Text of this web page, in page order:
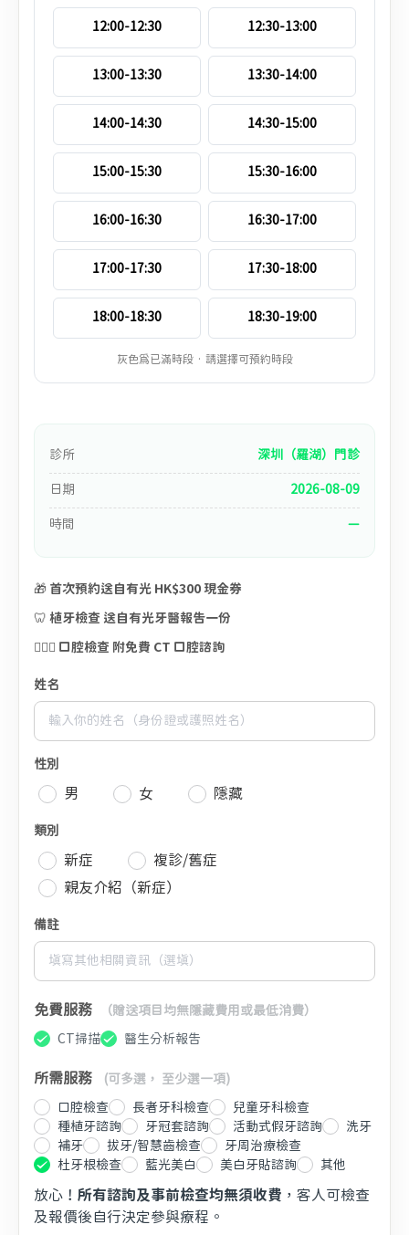
12:00-12:30 12:30-13:00
13:00-13:30 13:30-14:00
14:00-14:30 14:30-15:00
15:00-15:30 15:30-16:00
16:00-16:30 16:30-17:00
17:00-17:30 17:30-18:00
18:00-18:30 18:30-19:00
灰色為已滿時段 · 請選擇可預約時段
診所 深圳（羅湖）門診
日期 2026-08-09
時間 —
🎁 首次預約送自有光 HK$300 現金券
🦷 植牙檢查 送自有光牙醫報告一份
🧑🏻‍⚕️ 口腔檢查 附免費 CT 口腔諮詢
姓名
性別
男 女 隱藏
類別
新症
複診/舊症
親友介紹（新症）
備註
免費服務
（贈送項目均無隱藏費用或最低消費）
CT掃描
醫生分析報告
所需服務
(可多選， 至少選一項)
口腔檢查
長者牙科檢查
兒童牙科檢查
種植牙諮詢
牙冠套諮詢 活動式假牙諮詢
洗牙
補牙
拔牙/智慧齒檢查
牙周治療檢查
杜牙根檢查
藍光美白 美白牙貼諮詢 其他
放心！ 所有諮詢及事前檢查均無須收費 ，客人可檢查
及報價後自行決定參與療程。